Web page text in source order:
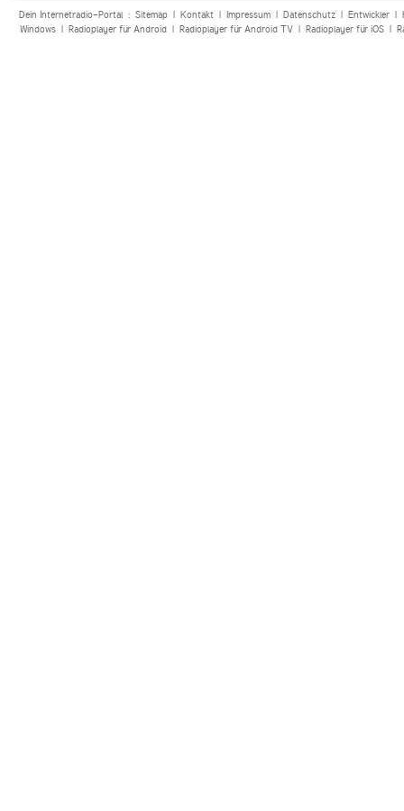
Dein Internetradio-Portal : Sitemap| Kontakt| Impressum| Datenschutz| Entwickler|
Windows| Radioplayer für Android| Radioplayer für Android TV| Radioplayer für iOS|